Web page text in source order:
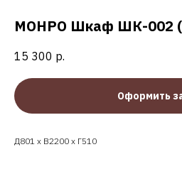
МОНРО Шкаф ШК-002
15 300 р.
Оформить
Д801 х В2200 х Г510